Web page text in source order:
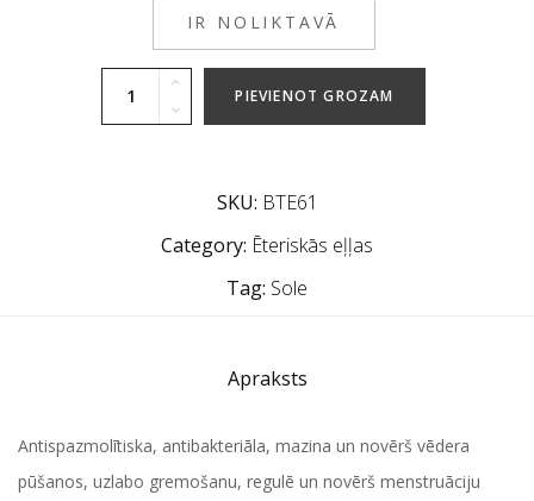
IR NOLIKTAVĀ
PIEVIENOT GROZAM
SKU: BTE61
Category: Ēteriskās eļļas
Tag: Sole
Apraksts
Antispazmolītiska, antibakteriāla, mazina un novērš vēdera
pūšanos, uzlabo gremošanu, regulē un novērš menstruāciju